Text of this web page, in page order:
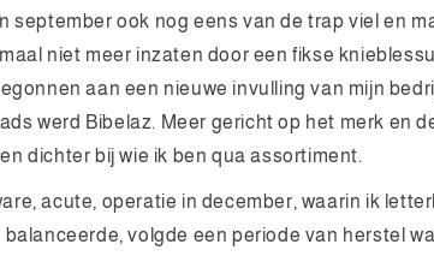
september ook nog eens van de trap viel en
niet meer inzaten door een fikse
aan een nieuwe invulling van mijn
werd Bibelaz. Meer gericht op het merk en
dichter bij wie ik ben qua assortiment.
acute, operatie in december, waarin ik
balanceerde, volgde een periode van herstel